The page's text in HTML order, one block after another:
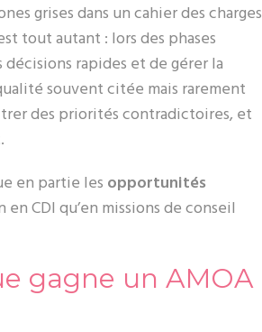
grises dans un cahier des charges
tout autant : lors des phases
rapides et de gérer la
souvent citée mais rarement
des priorités contradictoires, et
en partie les opportunités
CDI qu’en missions de conseil
gagne un AMOA